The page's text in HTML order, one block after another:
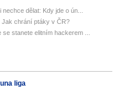
dělat: Kdy jde o ún...
Jak chrání ptáky v ČR?
stanete elitním hackerem ...
liga